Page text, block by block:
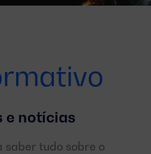
e notícias
tudo sobre o